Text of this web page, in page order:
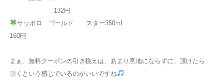
132円
サッポロ ゴールド スター350ml
160円
まぁ、無料クーポンの引き換えは、あまり意地にならずに、頂けたら
頂くという感じでいるのがいいですね